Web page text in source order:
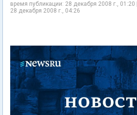
время публикации: 28 декабря 2008 г.,
28 декабря 2008 г., 04:26